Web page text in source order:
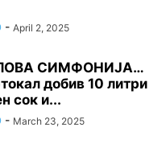
- April 2, 2025
СИМФОНИЈА…
добив 10 литри
сок и...
- March 23, 2025